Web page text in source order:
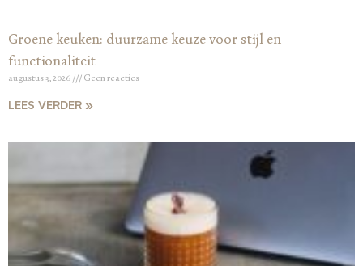
Groene keuken: duurzame keuze voor stijl en
functionaliteit
augustus 3, 2026 Geen reacties
LEES VERDER »